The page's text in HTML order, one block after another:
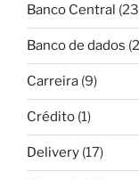
Banco Central
Banco de dados
Carreira (9)
Crédito (1)
Delivery (17)